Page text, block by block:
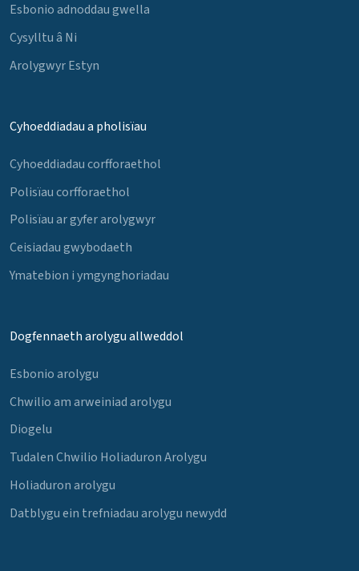
Esbonio adnoddau gwella
Cysylltu â Ni
Arolygwyr Estyn
Cyhoeddiadau a pholisïau
Cyhoeddiadau corfforaethol
Polisïau corfforaethol
Polisïau ar gyfer arolygwyr
Ceisiadau gwybodaeth
Ymatebion i ymgynghoriadau
Dogfennaeth arolygu allweddol
Esbonio arolygu
Chwilio am arweiniad arolygu
Diogelu
Tudalen Chwilio Holiaduron Arolygu
Holiaduron arolygu
Datblygu ein trefniadau arolygu newydd